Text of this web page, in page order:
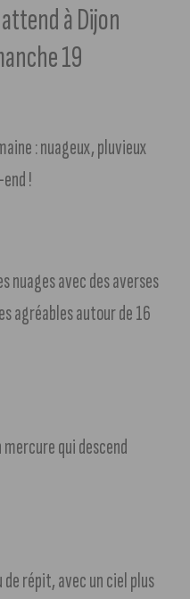
à Dijon
19
: nuageux, pluvieux
!
nuages avec des averses
agréables autour de 16
qui descend
de répit, avec un ciel plus